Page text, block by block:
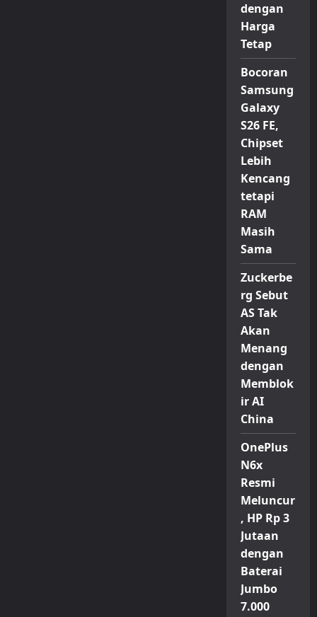
dengan
Harga
Tetap
Bocoran
Samsung
Galaxy
S26 FE,
Chipset
Lebih
Kencang
tetapi
RAM
Masih
Sama
Zuckerbe
rg Sebut
AS Tak
Akan
Menang
dengan
Memblok
ir AI
China
OnePlus
N6x
Resmi
Meluncur
, HP Rp 3
Jutaan
dengan
Baterai
Jumbo
7.000